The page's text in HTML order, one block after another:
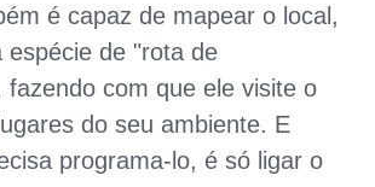
é capaz de mapear o local,
espécie de "rota de
fazendo com que ele visite o
do seu ambiente. E
programa-lo, é só ligar o